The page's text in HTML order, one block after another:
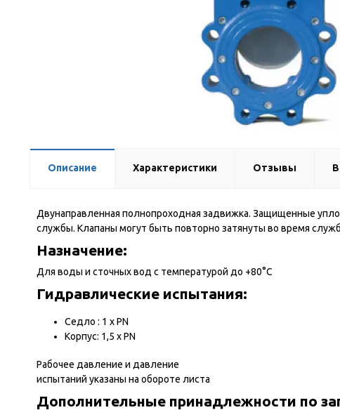
Описание Характеристики Отзывы
Двунаправленная полнопроходная задвижка. Защищенные
службы. Клапаны могут быть повторно затянуты во время
Назначение:
Для воды и сточных вод с температурой до +80°С
Гидравлические испытания:
Седло : 1 х PN
Корпус: 1,5 х PN
Рабочее давление и давление
испытаний указаны на обороте листа
Дополнительные принадлежности по